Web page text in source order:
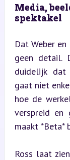
Media,
spektakel
Dat Weber
geen detail.
duidelijk
gaat niet
hoe de
verspreid en
maakt *Beta*
Ross laat